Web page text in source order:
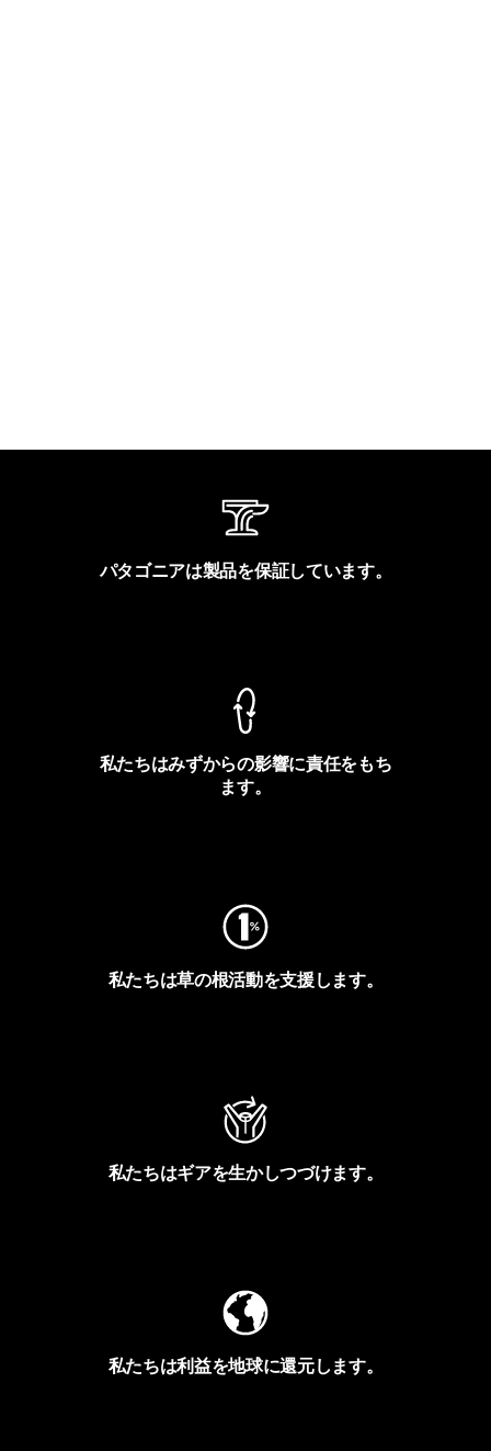
パタゴニアは製品を保証しています。
私たちはみずからの影響に責任をもち
ます。
私たちは草の根活動を支援します。
私たちはギアを生かしつづけます。
私たちは利益を地球に還元します。